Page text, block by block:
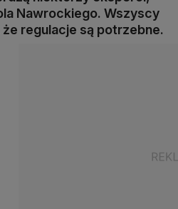
Nawrockiego. Wszyscy
regulacje są potrzebne.